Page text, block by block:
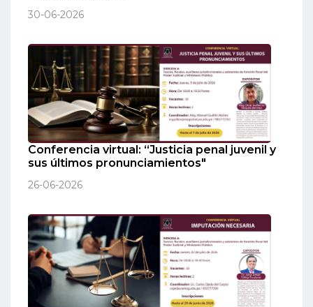
30-06-2026
Conferencia virtual: “Justicia penal juvenil y
sus últimos pronunciamientos"
26-06-2026